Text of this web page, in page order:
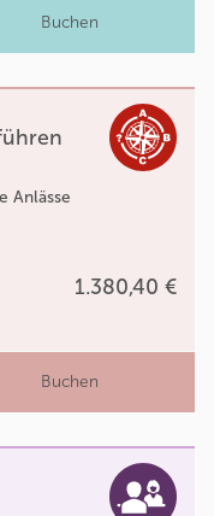
Buchen
Anlässe
1.380,40 €
Buchen